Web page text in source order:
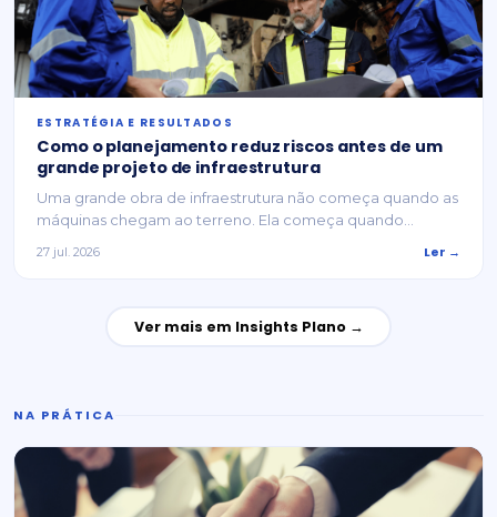
ESTRATÉGIA E RESULTADOS
Como o planejamento reduz riscos antes de um
grande projeto de infraestrutura
Uma grande obra de infraestrutura não começa quando as
máquinas chegam ao terreno. Ela começa quando...
27 jul. 2026 Ler →
Ver mais em Insights Plano →
NA PRÁTICA